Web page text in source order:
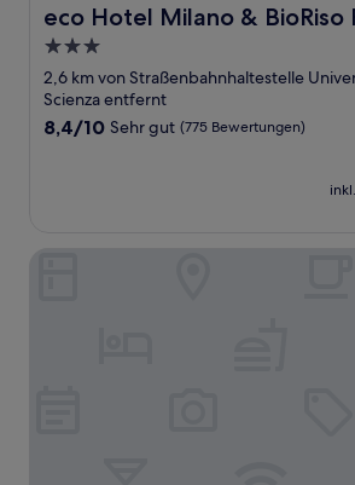
eco Hotel Milano & BioRiso
eco Hotel Milano & BioRiso
3.0-
Sterne-
Unterkunft
2,6 km von Straßenbahnhaltestelle
Scienza entfernt
8.4
Bewertungen)
8,4/10 Sehr gut (775 Bewertungen)